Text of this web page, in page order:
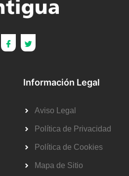
Información Legal
Aviso Legal
Política de Privacidad
Política de Cookies
Mapa de Sitio